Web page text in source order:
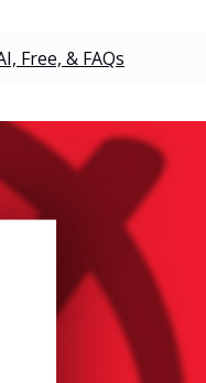
Free, & FAQs